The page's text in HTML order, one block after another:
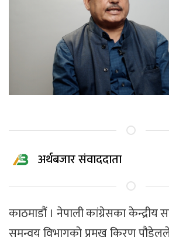
अर्थबजार संवाददाता
काठमाडौं । नेपाली कांग्रेसका